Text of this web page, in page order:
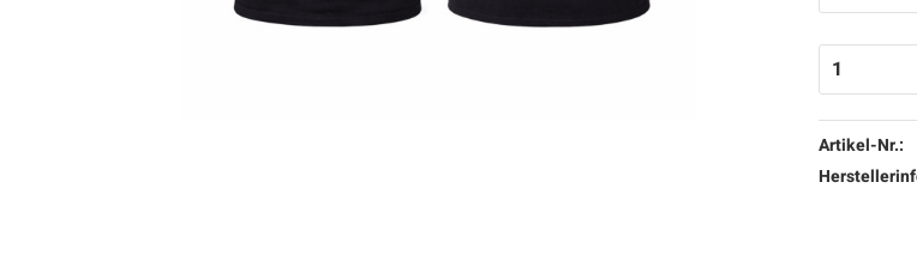
Artikel-Nr.: